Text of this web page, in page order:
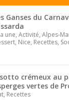
Ganses du
une, Activité, Alpes-
Nice, Recettes,
crémeux au
vertes de
Recettes